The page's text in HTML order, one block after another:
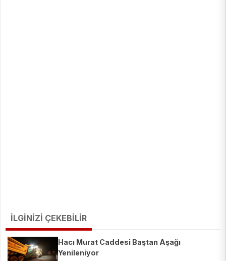
İLGİNİZİ ÇEKEBİLİR
Hacı Murat Caddesi Baştan Aşağı
Yenileniyor